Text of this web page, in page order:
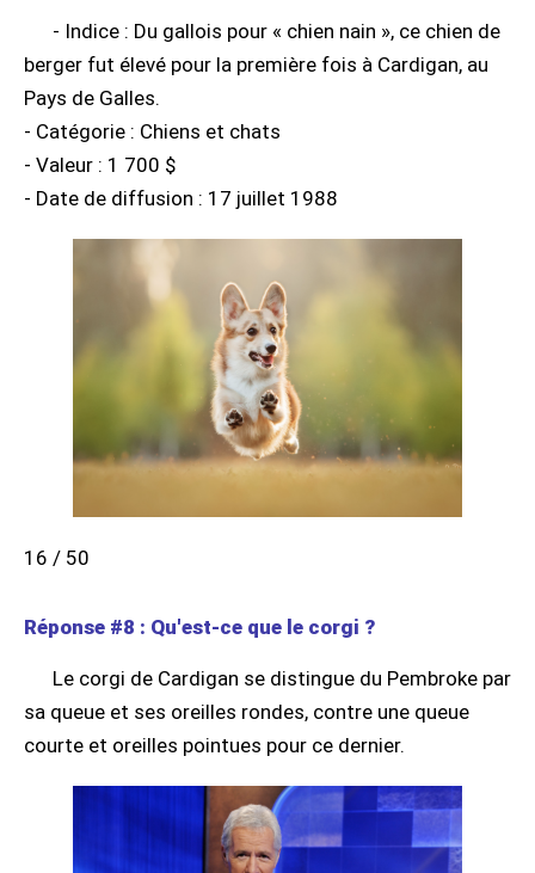
- Indice : Du gallois pour « chien nain », ce chien de
berger fut élevé pour la première fois à Cardigan, au
Pays de Galles.
- Catégorie : Chiens et chats
- Valeur : 1 700 $
- Date de diffusion : 17 juillet 1988
16 / 50
Réponse #8 : Qu'est-ce que le corgi ?
Le corgi de Cardigan se distingue du Pembroke par
sa queue et ses oreilles rondes, contre une queue
courte et oreilles pointues pour ce dernier.